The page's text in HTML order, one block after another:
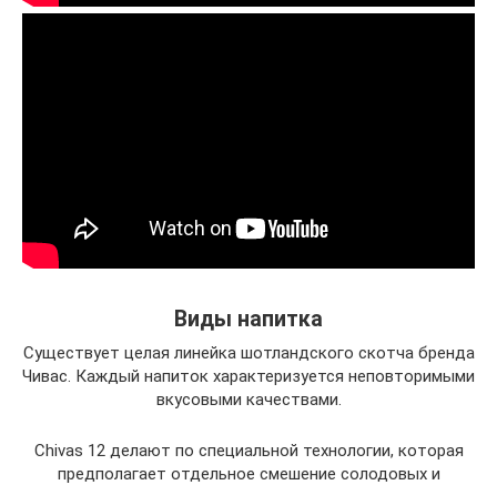
Виды напитка
Существует целая линейка шотландского скотча бренда
Чивас. Каждый напиток характеризуется неповторимыми
вкусовыми качествами.
Chivas 12 делают по специальной технологии, которая
предполагает отдельное смешение солодовых и